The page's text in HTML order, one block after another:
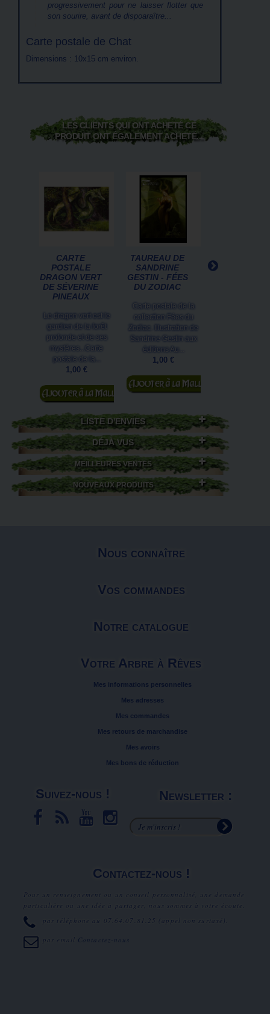
progressivement pour ne laisser flotter que
son sourire, avant de dispoaraître...
Carte postale de Chat
Dimensions : 10x15 cm environ.
LES CLIENTS QUI ONT ACHETÉ CE
PRODUIT ONT ÉGALEMENT ACHETÉ...
CARTE
POSTALE
DRAGON VERT
DE SÉVERINE
PINEAUX
Le dragon vert est le
gardien de la forêt
profonde et de ses
mystères...Carte
postale de la...
1,00 €
Ajouter au
panier
TAUREAU DE
SANDRINE
GESTIN - FÉES
DU ZODIAC
Carte postale de la
collection Fées du
Zodiac. Illustration de
Sandrine Gestin aux
éditions Au...
1,00 €
Ajouter au
panier
LISTE D'ENVIES
DÉJÀ VUS
MEILLEURES VENTES
NOUVEAUX PRODUITS
Nous connaître
Vos commandes
Notre catalogue
Votre Arbre à Rêves
Mes informations personnelles
Mes adresses
Mes commandes
Mes retours de marchandise
Mes avoirs
Mes bons de réduction
Suivez-nous ! Newsletter :
Contactez-nous !
Pour un renseignement ou un conseil personnalisé, une demande
particulière ou une idée à partager, nous sommes à votre écoute.
par téléphone au
07.64.07.81.25 (appel non surtaxé).
par email Contactez-nous